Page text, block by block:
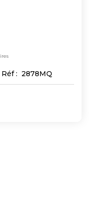
Réf : 2878MQ